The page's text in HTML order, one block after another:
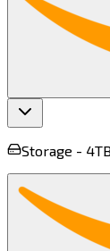
Storage - 4TB M.2 PCIe